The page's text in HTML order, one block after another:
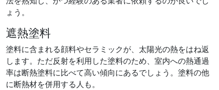
ょう。
遮熱塗料
塗料に含まれる顔料やセラミックが、太陽光の熱をはね返
します。ただ反射を利用した塗料のため、室内への熱通過
率は断熱塗料に比べて高い傾向にあるでしょう。塗料の他
に断熱材を併用する人も。